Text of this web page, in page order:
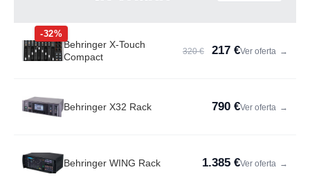
-32%
Behringer X-Touch
Compact
320 € 217 €Ver oferta →
Behringer X32 Rack 790 €Ver oferta →
Behringer WING Rack 1.385 €Ver oferta →